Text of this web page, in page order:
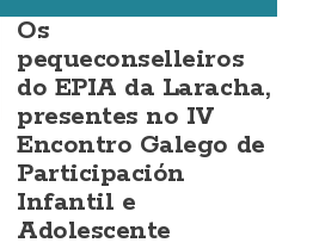
Os
pequeconselleiros
do EPIA da Laracha,
presentes no IV
Encontro Galego de
Participación
Infantil e
Adolescente